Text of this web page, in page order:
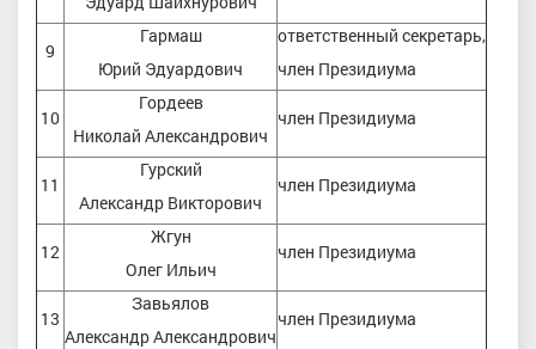
9
Гармаш
Юрий Эдуардович
ответственный секретарь,
член Президиума
10
Гордеев
Николай Александрович
член Президиума
11
Гурский
Александр Викторович
член Президиума
12
Жгун
Олег Ильич
член Президиума
13
Завьялов
Александр Александрович
член Президиума